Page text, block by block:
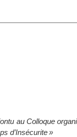
au Colloque
d’Insécurite »